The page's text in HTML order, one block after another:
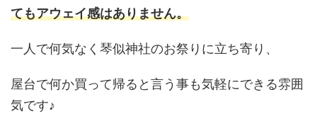
てもアウェイ感はありません。
一人で何気なく琴似神社のお祭りに立ち寄り、
屋台で何か買って帰ると言う事も気軽にできる雰囲
気です♪